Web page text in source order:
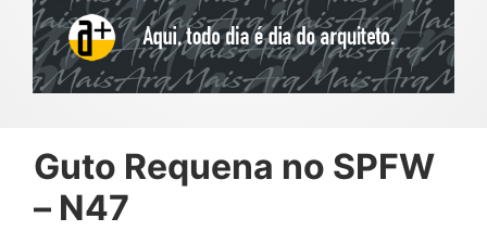
Guto Requena no SPFW
– N47